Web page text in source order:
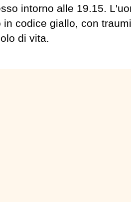
intorno alle 19.15.
in codice giallo, con
di vita.